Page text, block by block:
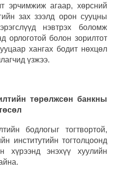
эрчимжиж агаар, хөрсний
зах зээлд орон сууцны
нэвтрэх боломж
орлоготой болон зорилтот
хангах бодит нөхцөл
үзжээ.
төрөлжсөн банкны
бодлогыг тогтвортой,
институтийн тогтолцоонд
хүрээнд энэхүү хуулийн